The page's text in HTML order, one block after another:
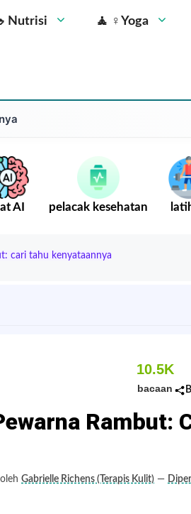
Nutrisi 🧘 ‍♀️Yoga
AI pelacak kesehatan
cari tahu kenyataannya
10.5K
bacaan
Rambut:
Gabrielle Richens (Terapis Kulit) —